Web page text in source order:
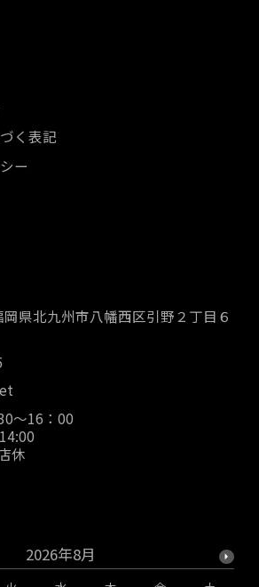
く表記
ー
県北九州市八幡西区引野２丁目６
～16：00
14:00
休
2026年8月